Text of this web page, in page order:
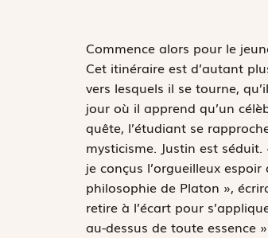
Commence alors pour le
Cet itinéraire est d’autant
vers lesquels il se tourne,
jour où il apprend qu’un
quête, l’étudiant se
mysticisme. Justin est
je conçus l’orgueilleux
philosophie de Platon »,
retire à l’écart pour
au-dessus de toute essence